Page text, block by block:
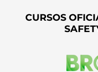
CURSOS